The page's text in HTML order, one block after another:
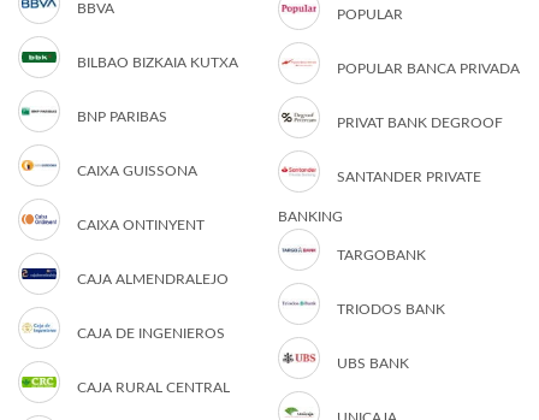
BBVA
BILBAO BIZKAIA KUTXA
BNP PARIBAS
CAIXA GUISSONA
CAIXA ONTINYENT
CAJA ALMENDRALEJO
CAJA DE INGENIEROS
CAJA RURAL CENTRAL
POPULAR
POPULAR BANCA PRIVADA
PRIVAT BANK DEGROOF
SANTANDER PRIVATE
BANKING
TARGOBANK
TRIODOS BANK
UBS BANK